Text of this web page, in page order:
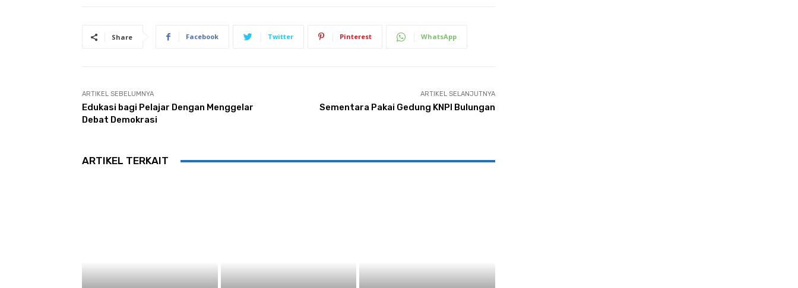
Share Facebook Twitter Pinterest WhatsApp
ARTIKEL SEBELUMNYA
Edukasi bagi Pelajar Dengan Menggelar
Debat Demokrasi
ARTIKEL SELANJUTNYA
Sementara Pakai Gedung KNPI Bulungan
ARTIKEL TERKAIT